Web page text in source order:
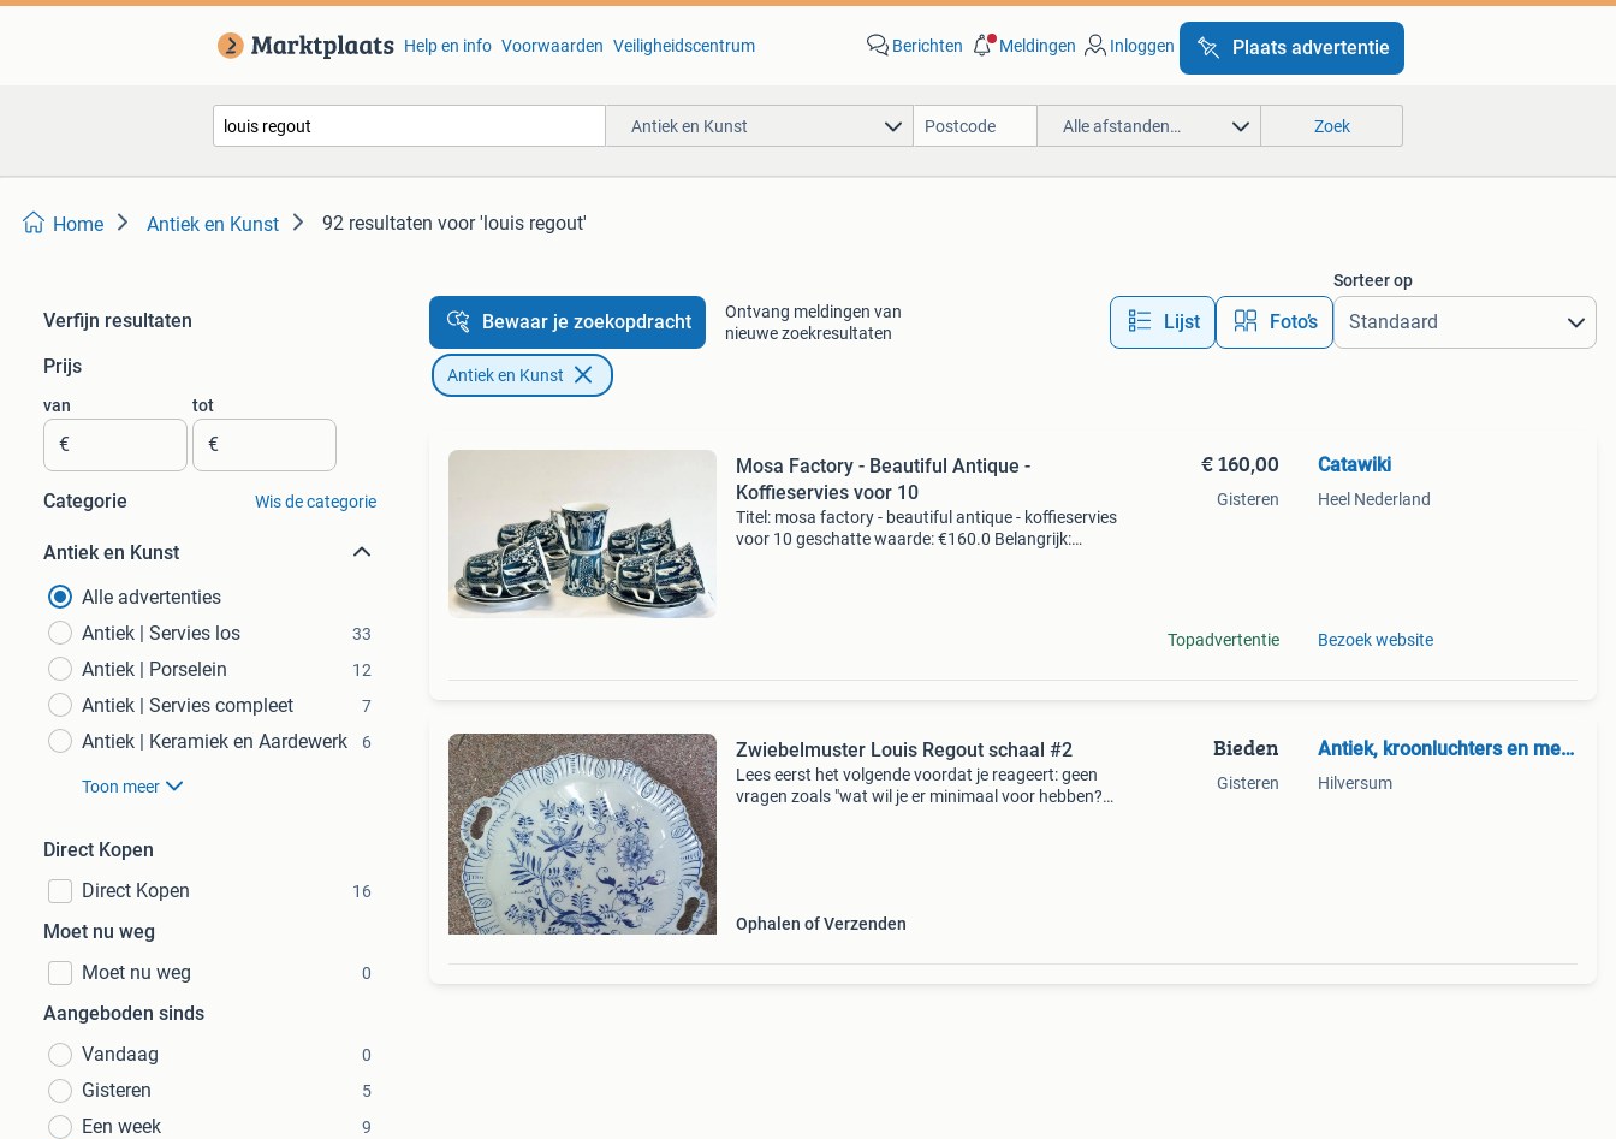
Help en info Voorwaarden Veiligheidscentrum Berichten Meldingen Inloggen Plaats advertentie
Antiek en Kunst Alle afstanden… Zoek
Home Antiek en Kunst 92 resultaten voor 'louis regout'
Verfijn resultaten
Prijs
van
€
tot
€
Categorie Wis de categorie
Antiek en Kunst
Alle advertenties
Antiek | Servies los
33
Antiek | Porselein 12
Antiek | Servies compleet 7
Antiek | Keramiek en Aardewerk 6
Toon meer
Direct Kopen
Direct Kopen
16
Moet nu weg
Moet nu weg
0
Aangeboden sinds
Vandaag
0
Gisteren 5
Een week 9
Bewaar je zoekopdracht
Ontvang meldingen van
nieuwe zoekresultaten
Lijst Foto’s
Sorteer op
Antiek en Kunst
Mosa Factory - Beautiful Antique -
Koffieservies voor 10
Titel: mosa factory - beautiful antique - koffieservies
voor 10 geschatte waarde: €160.0 Belangrijk:
€ 160,00
Gisteren
Topadvertentie
Catawiki
Heel Nederland
Bezoek website
Zwiebelmuster Louis Regout schaal #2
Lees eerst het volgende voordat je reageert: geen
vragen zoals "wat wil je er minimaal voor hebben?".
Ophalen of Verzenden
Bieden
Gisteren
Antiek, kroonluchters en meer
Hilversum